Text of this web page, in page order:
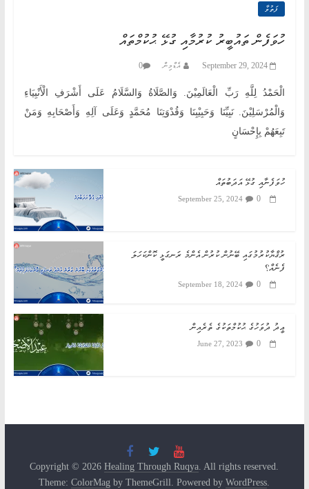
ފަތުވާ
ހުވަފެން ތައުބީރު ކުރުމާއި ގުޅޭ ޙުކުމްތައް
September 29, 2024 އެޑްމިން 0
الْحَمْدُ لِلَّهِ رَبِّ الْعَالَمِيْنَ. وَالصَّلَاةُ وَالسَّلَامُ عَلَى أَشْرَفِ الْأَنْبِيَاءِ
وَالْمُرْسَلِيْنَ. نَبِيِّنَا وَحَبِيْبِنَا وَقُدْوَتِنَا مُحَمَّدٍ وَعَلَى آلِهِ وَأَصْحَابِهِ وَمَنْ
تَبِعَهُمْ بِإِحْسَانٍ
ހުވަފެނާއި ގުޅޭ އަދަބުތައް
September 25, 2024 0
ރުޤްޔާކުރުމުގައި ބޭނުން ކުރުން އެންމެ ރަނގަޅީ ކޮންކަހަލަ
ފެނެއް؟
September 18, 2024 0
ޢީދު ދުވަހުގެ ޙުކުމްތަކުގެ ތެރެއިން
June 27, 2023 0
Copyright © 2026Healing Through Ruqya. All rights reserved.
Theme:ColorMag by ThemeGrill. Powered byWordPress.